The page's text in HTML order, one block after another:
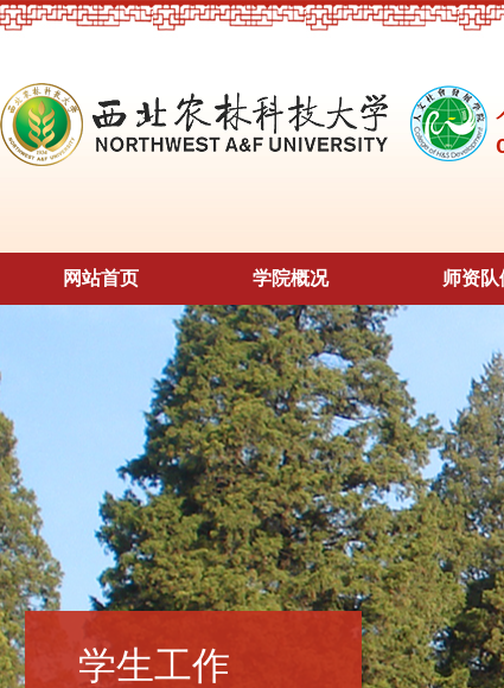
网站首页 学院概况 师资队
学生工作